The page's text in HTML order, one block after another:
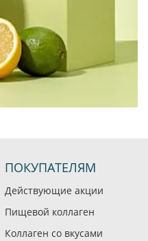
ПОКУПАТЕЛЯМ
Действующие акции
Пищевой коллаген
Коллаген со вкусами